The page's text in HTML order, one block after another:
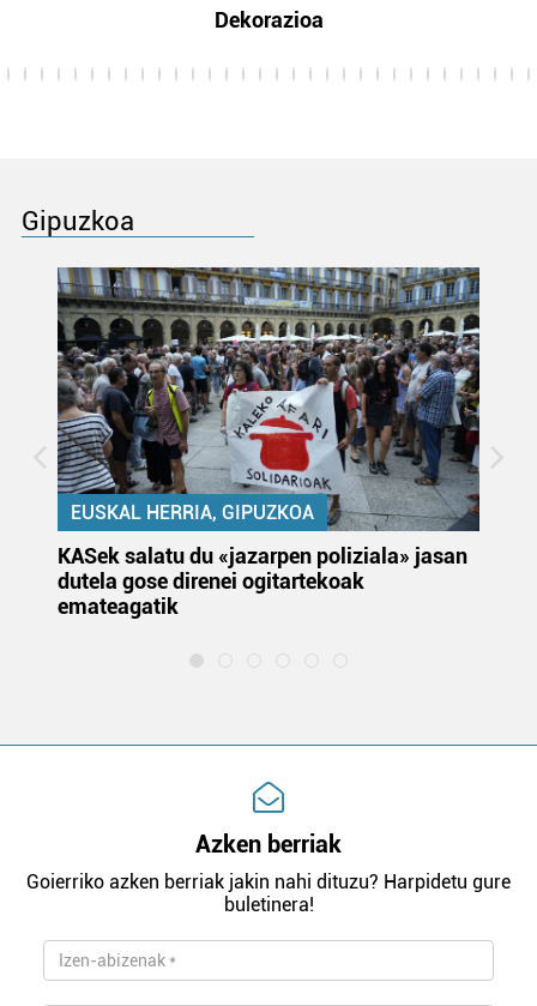
Dekorazioa
Gipuzkoa
EUSKAL HERRIA, GIPUZKOA
KASek salatu du «jazarpen poliziala» jasan
dutela gose direnei ogitartekoak
emateagatik
Azken berriak
Goierriko azken berriak jakin nahi dituzu? Harpidetu gure
buletinera!